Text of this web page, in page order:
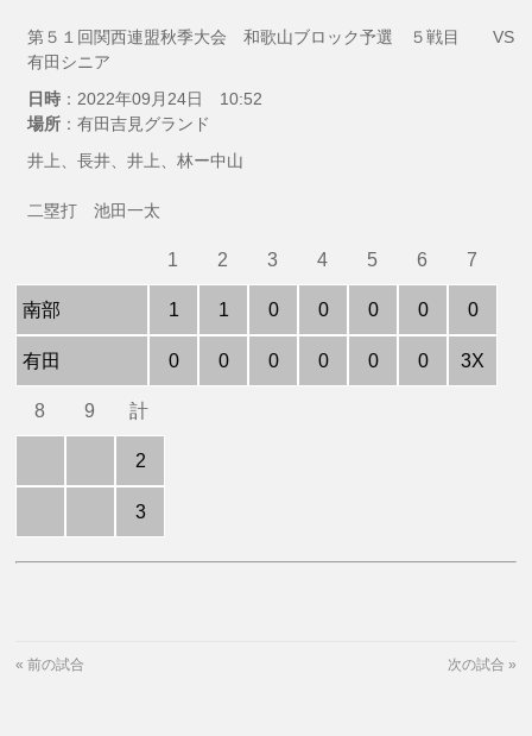
第５１回関西連盟秋季大会 和歌山ブロック予選 ５戦目 VS
有田シニア
日時 ：2022年09月24日 10:52
場所 ：有田吉見グランド
井上、長井、井上、林ー中山
二塁打 池田一太
南部
有田
1
1
0
2
1
0
3
0
0
4
0
0
5
0
0
6
0
0
7
0
3X
8 9 計
2
3
«前の試合 次の試合 »